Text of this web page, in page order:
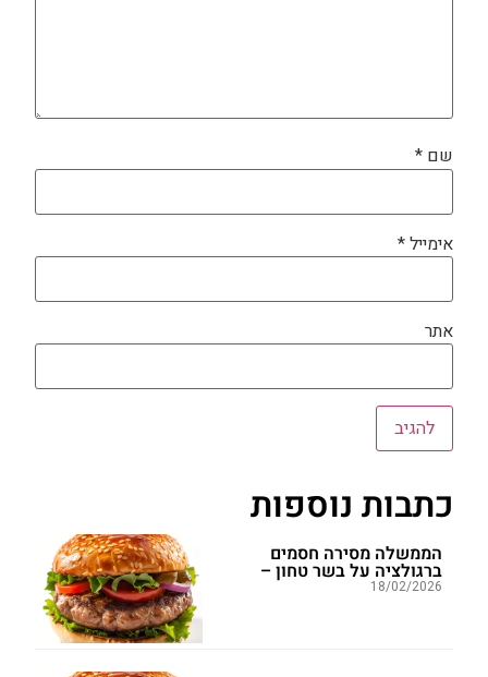
שם *
אימייל*
אתר
כתבות נוספות
הממשלה מסירה חסמים
ברגולציה על בשר טחון –
18/02/2026